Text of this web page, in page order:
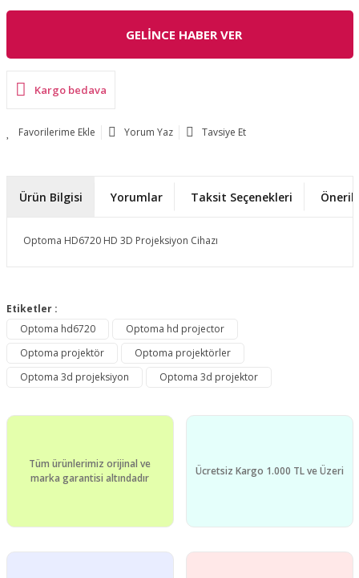
GELİNCE HABER VER
Kargo bedava
Yorum Yaz Tavsiye Et
Ürün Bilgisi Yorumlar Taksit Seçenekleri
Optoma HD6720 HD 3D Projeksiyon Cihazı
Yorum Yaz
konularda yetersiz gördüğünüz noktaları öneri formunu
Görüş ve önerileriniz için teşekkür ederiz.
Ürün resmi kalitesiz, bozuk veya görüntülenemiyor.
Ürün bilgilerinde hatalar bulunuyor.
Bu ürüne benzer farklı alternatifler olmalı.
Etiketler :
Optoma hd6720
Optoma hd projector
Optoma projektör
Optoma projektörler
Optoma 3d projeksiyon
Optoma 3d projektor
Tüm ürünlerimiz orijinal ve
marka garantisi altındadır
Ücretsiz Kargo 1.000 TL ve Üzeri